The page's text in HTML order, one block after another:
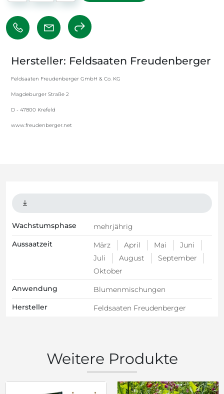
Hersteller: Feldsaaten Freudenberger
Feldsaaten Freudenberger GmbH & Co. KG
Magdeburger Straße 2
D - 47800 Krefeld
www.freudenberger.net
Wachstumsphase
mehrjährig
Aussaatzeit
März April Mai
Juni
Juli
August
September
Oktober
Anwendung
Blumenmischungen
Hersteller
Feldsaaten Freudenberger
Weitere Produkte